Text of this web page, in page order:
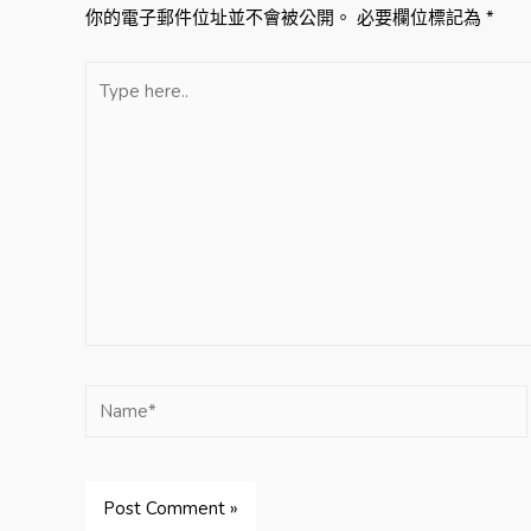
覽
你的電子郵件位址並不會被公開。 必要欄位標記為 *
here..
Name*